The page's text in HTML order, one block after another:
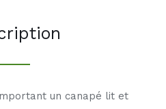
un canapé lit et